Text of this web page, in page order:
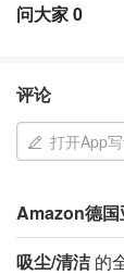
问大家0
评论
打开App
Amazon德国
吸尘/清洁的